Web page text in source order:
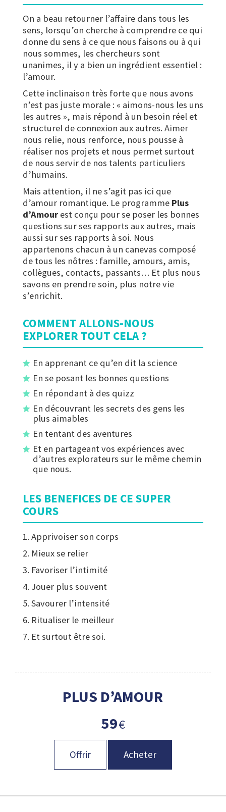
On a beau retourner l’affaire dans tous les
sens, lorsqu’on cherche à comprendre ce qui
donne du sens à ce que nous faisons ou à qui
nous sommes, les chercheurs sont
unanimes, il y a bien un ingrédient essentiel :
l’amour.
Cette inclinaison très forte que nous avons
n’est pas juste morale : « aimons-nous les uns
les autres », mais répond à un besoin réel et
structurel de connexion aux autres. Aimer
nous relie, nous renforce, nous pousse à
réaliser nos projets et nous permet surtout
de nous servir de nos talents particuliers
d’humains.
Mais attention, il ne s’agit pas ici que
d’amour romantique. Le programme Plus
d’Amour est conçu pour se poser les bonnes
questions sur ses rapports aux autres, mais
aussi sur ses rapports à soi. Nous
appartenons chacun à un canevas composé
de tous les nôtres : famille, amours, amis,
collègues, contacts, passants… Et plus nous
savons en prendre soin, plus notre vie
s’enrichit.
COMMENT ALLONS-NOUS
EXPLORER TOUT CELA ?
En apprenant ce qu’en dit la science
En se posant les bonnes questions
En répondant à des quizz
En découvrant les secrets des gens les
plus aimables
En tentant des aventures
Et en partageant vos expériences avec
d’autres explorateurs sur le même chemin
que nous.
LES BENEFICES DE CE SUPER
COURS
1. Apprivoiser son corps
2. Mieux se relier
3. Favoriser l’intimité
4. Jouer plus souvent
5. Savourer l’intensité
6. Ritualiser le meilleur
7. Et surtout être soi.
PLUS D’AMOUR
59€
Offrir Acheter